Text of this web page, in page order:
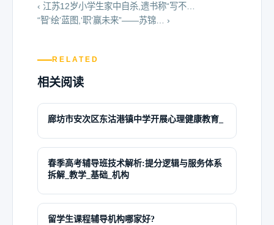
‹ 江苏12岁小学生家中自杀,遗书称“写不…
“智‘绘’蓝图,‘职’赢未来”——苏锦… ›
RELATED
相关阅读
廊坊市安次区东沽港镇中学开展心理健康教育_
春季高考辅导班技术解析:提分逻辑与服务体系
拆解_教学_基础_机构
留学生课程辅导机构哪家好?